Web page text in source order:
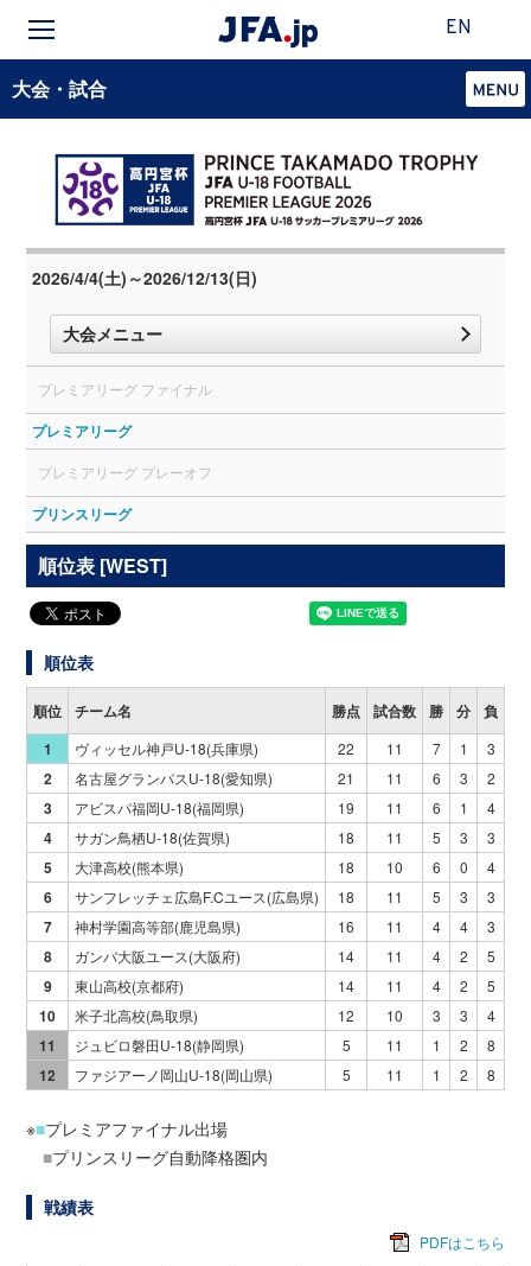
EN
大会・試合
2026/4/4(土)～2026/12/13(日)
大会メニュー
プレミアリーグ ファイナル
プレミアリーグ
プレミアリーグ プレーオフ
プリンスリーグ
順位表 [WEST]
順位表
順位 チーム名 勝点 試合数 勝 分 負
1
ヴィッセル神戸U-18(兵庫県) 22 11 7 1 3
2 名古屋グランパスU-18(愛知県) 21 11 6 3 2
3 アビスパ福岡U-18(福岡県) 19 11 6 1 4
4 サガン鳥栖U-18(佐賀県) 18 11 5 3 3
5 大津高校(熊本県) 18 10 6 0 4
6 サンフレッチェ広島F.Cユース(広島県) 18 11 5 3 3
7 神村学園高等部(鹿児島県) 16 11 4 4 3
8 ガンバ大阪ユース(大阪府) 14 11 4 2 5
9 東山高校(京都府) 14 11 4 2 5
10 米子北高校(鳥取県) 12 10 3 3 4
11 ジュビロ磐田U-18(静岡県) 5 11 1 2 8
12 ファジアーノ岡山U-18(岡山県) 5 11 1 2 8
※■プレミアファイナル出場
■プリンスリーグ自動降格圏内
戦績表
PDFはこちら